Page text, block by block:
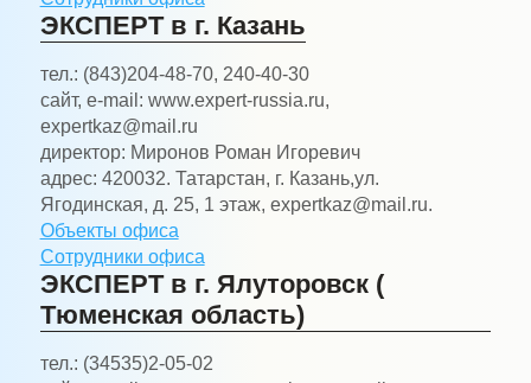
ЭКСПЕРТ в г. Казань
тел.: (843)204-48-70, 240-40-30
сайт, e-mail: www.expert-russia.ru,
expertkaz@mail.ru
директор: Миронов Роман Игоревич
адрес: 420032. Татарстан, г. Казань,ул.
Ягодинская, д. 25, 1 этаж, expertkaz@mail.ru.
Объекты офиса
Сотрудники офиса
ЭКСПЕРТ в г. Ялуторовск (
Тюменская область)
тел.: (34535)2-05-02